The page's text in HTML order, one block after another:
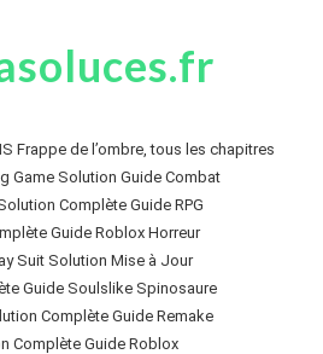
Frappe de l’ombre, tous les chapitres
Game Solution Guide Combat
Complète Guide RPG
Guide Roblox Horreur
Suit Solution Mise à Jour
Guide Soulslike Spinosaure
Complète Guide Remake
Complète Guide Roblox